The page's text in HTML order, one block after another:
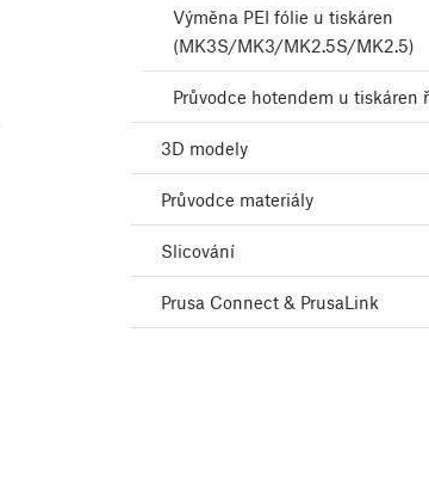
Výměna PEI fólie u tiskáren
(MK3S/MK3/MK2.5S/MK2.5)
Průvodce hotendem u tiskáren
3D modely
Průvodce materiály
Slicování
Prusa Connect & PrusaLink